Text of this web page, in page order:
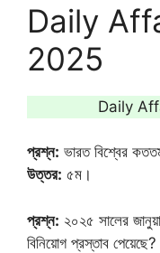
Daily
2025
Daily
প্রশ্ন: ভারত বিশ্বের
উত্তর: ৫ম।
প্রশ্ন: ২০২৫ সালের
বিনিয়োগ প্রস্তাব পেয়েছে?